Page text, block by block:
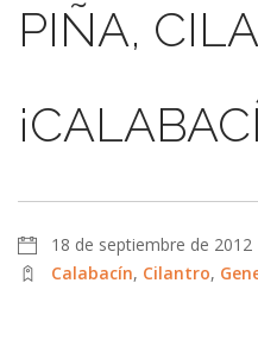
PIÑA,
18 de septiembre de 2012
Calabacín, Cilantro,